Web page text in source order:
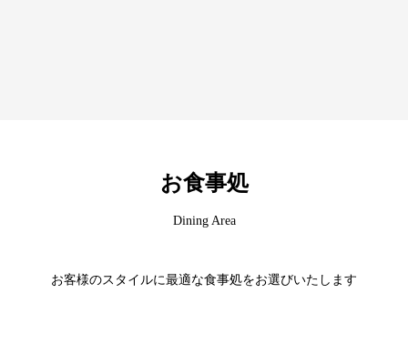
お食事処
Dining Area
お客様のスタイルに最適な食事処をお選びいたします